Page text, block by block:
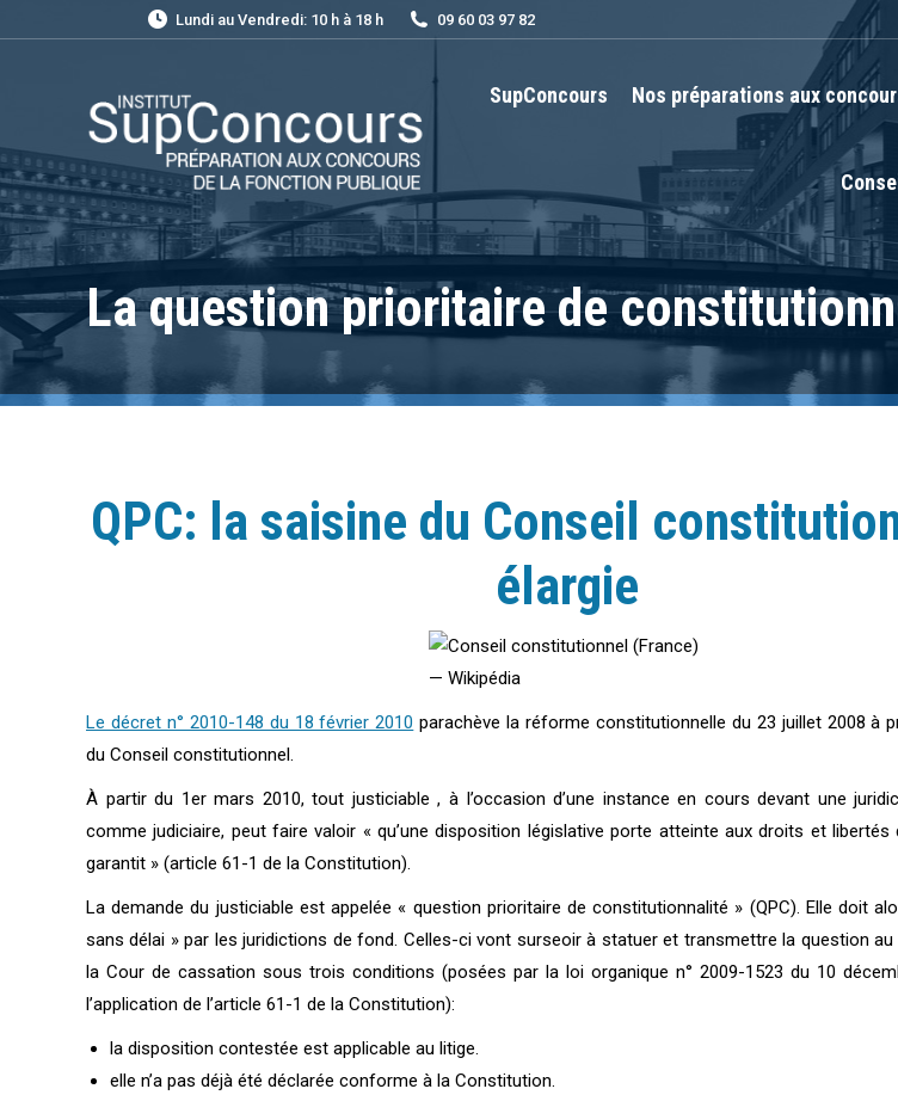
Lundi au Vendredi: 10 h à 18 h 09 60 03 97 82
SupConcours Nos préparations aux
La question prioritaire de
QPC: la saisine du Conseil
élargie
Le décret n° 2010-148 du 18 février 2010 parachève la réforme constitutionnelle du 23 juillet 2008 à
du Conseil constitutionnel.
À partir du 1er mars 2010, tout justiciable , à l’occasion d’une instance en cours devant une
comme judiciaire, peut faire valoir « qu’une disposition législative porte atteinte aux droits et libertés
garantit » (article 61-1 de la Constitution).
La demande du justiciable est appelée « question prioritaire de constitutionnalité » (QPC). Elle doit
sans délai » par les juridictions de fond. Celles-ci vont surseoir à statuer et transmettre la question au
la Cour de cassation sous trois conditions (posées par la loi organique n° 2009-1523 du 10
l’application de l’article 61-1 de la Constitution):
la disposition contestée est applicable au litige.
elle n’a pas déjà été déclarée conforme à la Constitution.